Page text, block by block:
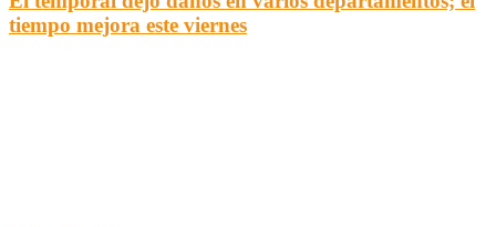
tiempo mejora este viernes